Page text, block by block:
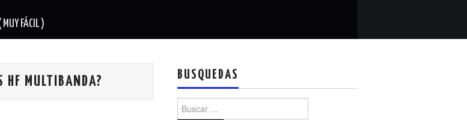
MUY FÁCIL )
HF MULTIBANDA? BUSQUEDAS